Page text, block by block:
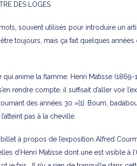
DES LOGES
souvent utilisés pour introduire un
toujours, mais ça fait quelques
anime la flamme. Henri Matisse (1869-
rendre compte, il suffisait d’aller voir
des années 30 »[1]
. Boum,
pas à la cheville.
à propos de l’exposition Alfred
d’Henri Matisse dont une est visible à